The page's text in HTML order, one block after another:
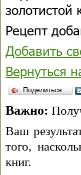
Рецепт
Добавить
Вернуться
Поделиться…
Важно:
Ваш
того,
книг.